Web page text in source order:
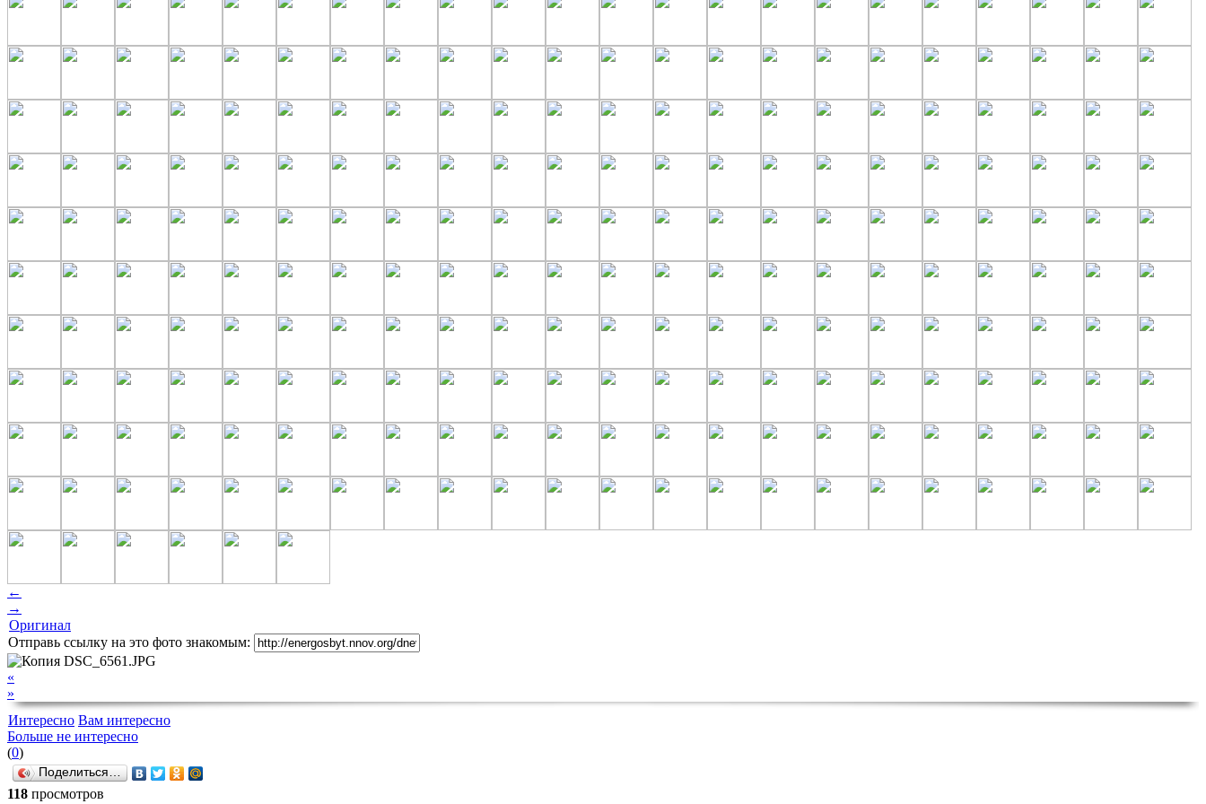
←
→
Оригинал
Отправь ссылку на это фото знакомым:
«
»
Интересно Вам интересно
Больше не интересно
(0)
Поделиться…
118 просмотров